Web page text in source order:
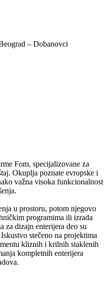
– Dobanovci
Fom, specijalizovane za
Okuplja poznate evropske i
važna visoka funkcionalnost
u prostoru, potom njegovo
programima ili izrada
za dizajn enterijera deo su
stečeno na projektima
kliznih i krilnih staklenih
kompletnih enterijera